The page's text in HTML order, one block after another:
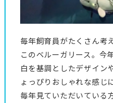
毎年飼育員がたくさん考
このベルーガリース。今
白を基調としたデザイン
ょっぴりおしゃれな感じ
毎年見ていただいている